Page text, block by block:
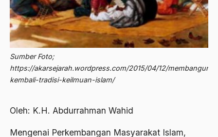
Sumber Foto;
https://akarsejarah.wordpress.com/2015/04/12/membangun-
kembali-tradisi-keilmuan-islam/
Oleh: K.H. Abdurrahman Wahid
Mengenai Perkembangan Masyarakat Islam,
2012
2011
2010
2009
2008
Abdi Masyarakat
abdul wahid hasyim
Abdullah Badawi
Abdullah Sungkar
Abdurrahman Addakhil